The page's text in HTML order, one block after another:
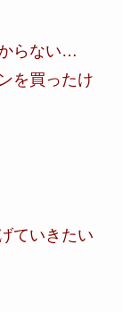
らない…
を買ったけ
ていきたい